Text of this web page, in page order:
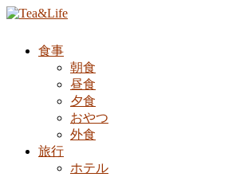
食事
朝食
昼食
夕食
おやつ
外食
旅行
ホテル